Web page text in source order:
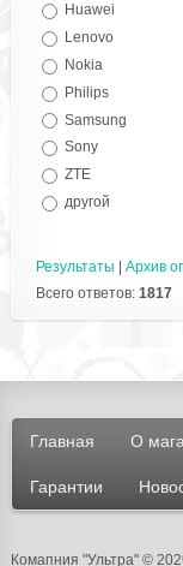
Huawei
Lenovo
Nokia
Philips
Samsung
Sony
ZTE
другой
Результаты
Архив
Всего ответов: 1817
Главная О
Гарантии
Комапния "Ультра"©